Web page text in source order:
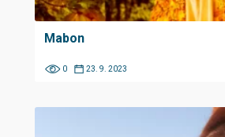
Mabon
0 23. 9. 2023